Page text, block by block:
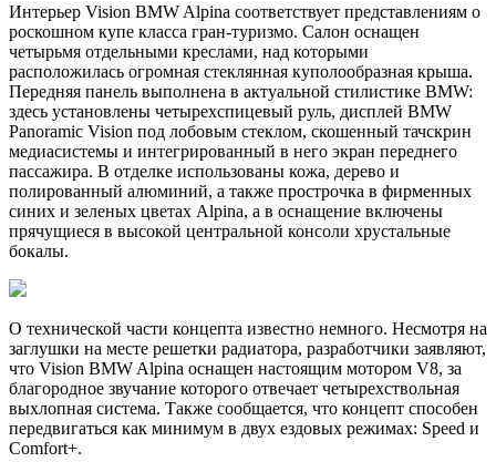
Интерьер Vision BMW Alpina соответствует представлениям о
роскошном купе класса гран-туризмо. Салон оснащен
четырьмя отдельными креслами, над которыми
расположилась огромная стеклянная куполообразная крыша.
Передняя панель выполнена в актуальной стилистике BMW:
здесь установлены четырехспицевый руль, дисплей BMW
Panoramic Vision под лобовым стеклом, скошенный тачскрин
медиасистемы и интегрированный в него экран переднего
пассажира. В отделке использованы кожа, дерево и
полированный алюминий, а также прострочка в фирменных
синих и зеленых цветах Alpina, а в оснащение включены
прячущиеся в высокой центральной консоли хрустальные
бокалы.
О технической части концепта известно немного. Несмотря на
заглушки на месте решетки радиатора, разработчики заявляют,
что Vision BMW Alpina оснащен настоящим мотором V8, за
благородное звучание которого отвечает четырехствольная
выхлопная система. Также сообщается, что концепт способен
передвигаться как минимум в двух ездовых режимах: Speed и
Comfort+.